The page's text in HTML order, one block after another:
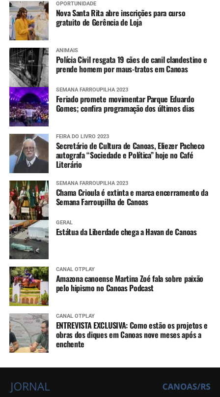
OPORTUNIDADE
Nova Santa Rita abre inscrições para curso
gratuito de Gerência de Loja
ANIMAIS
Polícia Civil resgata 19 cães de canil clandestino e
prende homem por maus-tratos em Canoas
SEMANA FARROUPILHA 2023
Feriado promete movimentar Parque Eduardo
Gomes; confira programação dos últimos dias
FEIRA DO LIVRO 2023
Secretário de Cultura de Canoas, Eliezer Pacheco
autografa “Sociedade e Política” hoje no Café
Literário
SEMANA FARROUPILHA 2023
Chama Crioula é extinta e marca encerramento da
Semana Farroupilha de Canoas
GERAL
Estátua da Liberdade chega a Havan de Canoas
CANAL OTPLAY
Amazona canoense Martina Zoé fala sobre paixão
pelo hipismo no Canoas Podcast
CANAL OTPLAY
ENTREVISTA EXCLUSIVA: Como estão os projetos e
obras dos diques em Canoas nove meses após a
enchente